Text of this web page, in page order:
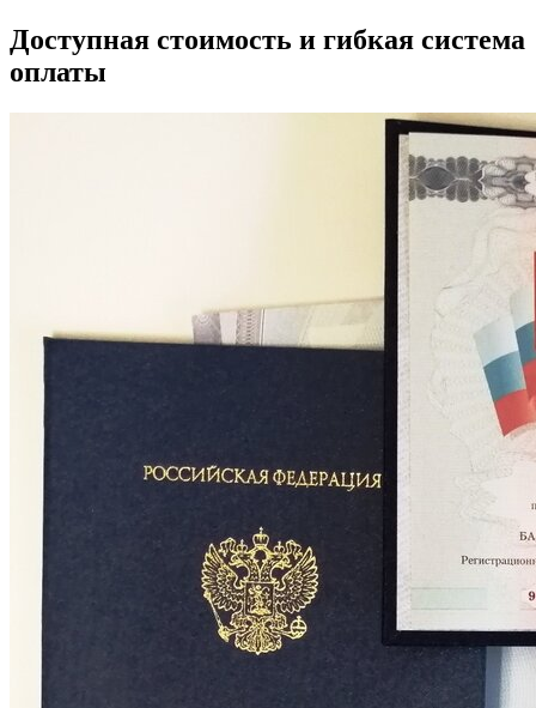
Доступная стоимость и гибкая система
оплаты